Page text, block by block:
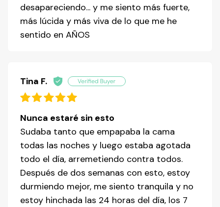
desapareciendo... y me siento más fuerte,
más lúcida y más viva de lo que me he
sentido en AÑOS
Tina F.
Nunca estaré sin esto
Sudaba tanto que empapaba la cama
todas las noches y luego estaba agotada
todo el día, arremetiendo contra todos.
Después de dos semanas con esto, estoy
durmiendo mejor, me siento tranquila y no
estoy hinchada las 24 horas del día, los 7